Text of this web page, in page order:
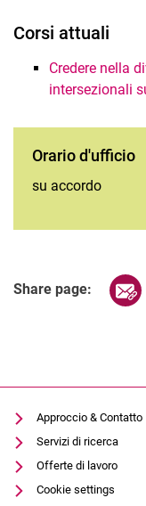
Corsi attuali
Credere nella
intersezionali
Orario d'ufficio
su accordo
Share page:
Approccio & Contatto
Servizi di ricerca
Offerte di lavoro
Cookie settings